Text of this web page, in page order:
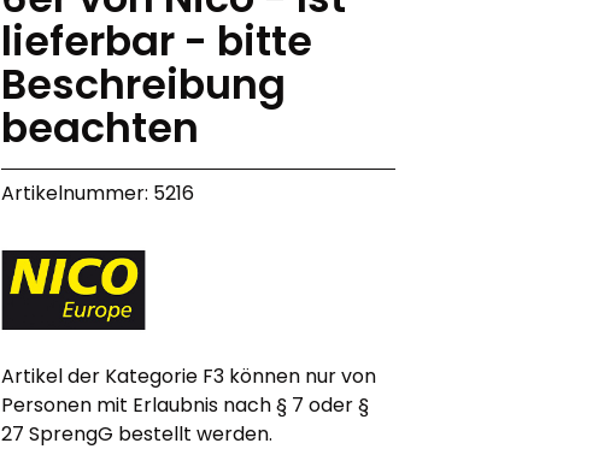
Werbeartikel
Alle anzeigen
Bekleidung
Attrappen
lieferbar - bitte
Beschreibung
beachten
Artikelnummer: 5216
Artikel der Kategorie F3 können nur von
Personen mit Erlaubnis nach § 7 oder §
27 SprengG bestellt werden.